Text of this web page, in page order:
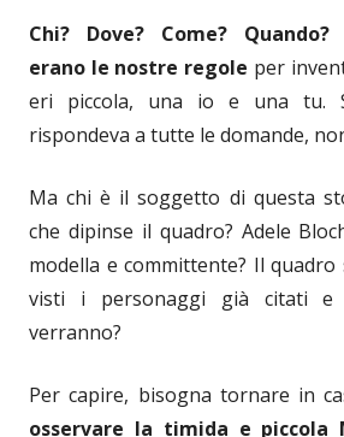
Chi? Dove? Come? Quando?
erano le nostre regole per
eri piccola, una io e una tu.
rispondeva a tutte le domande,
Ma chi è il soggetto di questa
che dipinse il quadro? Adele
modella e committente? Il quadro
visti i personaggi già citati e
verranno?
Per capire, bisogna tornare in
osservare la timida e piccola